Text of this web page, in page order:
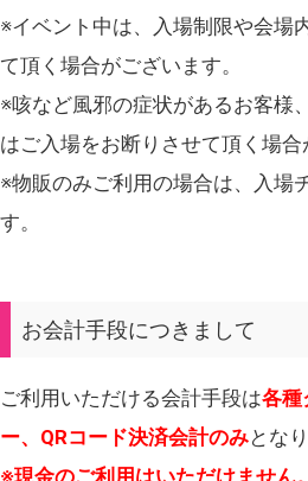
※イベント中は、入場制限や会場
て頂く場合がございます。
※咳など風邪の症状があるお客様
はご入場をお断りさせて頂く場合
※物販のみご利用の場合は、入場
す。
お会計手段につきまして
ご利用いただける会計手段は各種
ー、QRコード決済会計のみとな